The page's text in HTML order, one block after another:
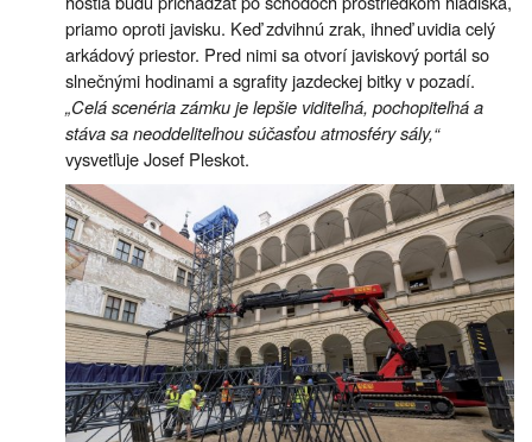
priamo oproti javisku. Keď zdvihnú zrak, ihneď uvidia celý
arkádový priestor. Pred nimi sa otvorí javiskový portál so
slnečnými hodinami a sgrafity jazdeckej bitky v pozadí.
„Celá scenéria zámku je lepšie viditeľná, pochopiteľná a
stáva sa neoddeliteľnou súčasťou atmosféry sály,“
vysvetľuje Josef Pleskot.